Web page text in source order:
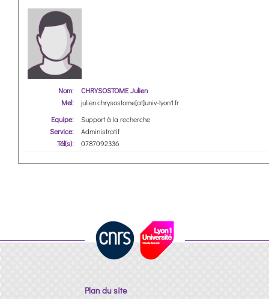
Nom:
CHRYSOSTOME Julien
Mel:
julien.chrysostome[at]univ-lyon1.fr
Equipe:
Support à la recherche
Service:
Administratif
Tél(s):
0787092336
Plan du site